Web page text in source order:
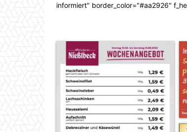
informiert" border_color="#aa2926"